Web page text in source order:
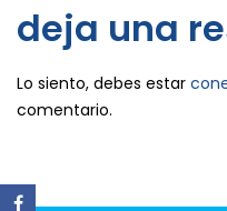
deja una
Lo siento, debes estar
comentario.